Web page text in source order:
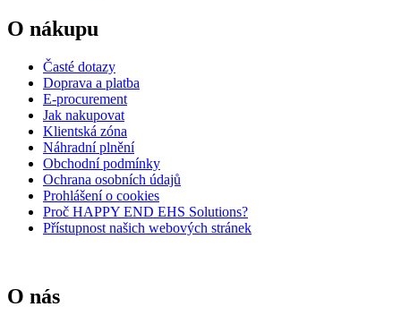
O nákupu
Časté dotazy
Doprava a platba
E-procurement
Jak nakupovat
Klientská zóna
Náhradní plnění
Obchodní podmínky
Ochrana osobních údajů
Prohlášení o cookies
Proč HAPPY END EHS Solutions?
Přístupnost našich webových stránek
O nás